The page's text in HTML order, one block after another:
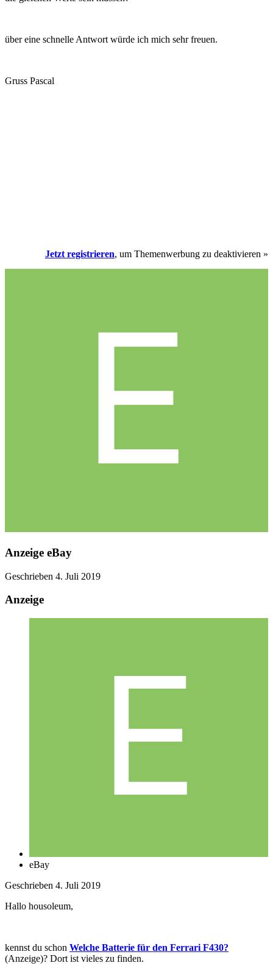
über eine schnelle Antwort würde ich mich sehr freuen.
Gruss Pascal
Jetzt registrieren, um Themenwerbung zu deaktivieren »
Anzeige eBay
Geschrieben 4. Juli 2019
Anzeige
eBay
Geschrieben 4. Juli 2019
Hallo housoleum,
kennst du schon Welche Batterie für den Ferrari F430?
(Anzeige)? Dort ist vieles zu finden.